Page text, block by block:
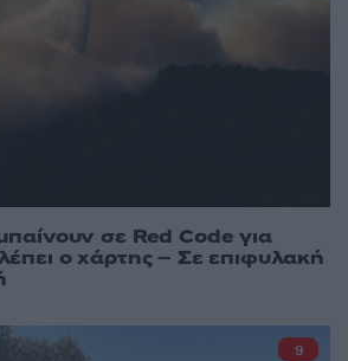
σε Red Code για
ο χάρτης – Σε επιφυλακή
9